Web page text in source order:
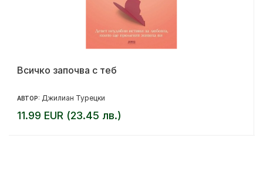
Всичко започва с теб
АВТОР: Джилиан Турецки
11.99 EUR (23.45 лв.)